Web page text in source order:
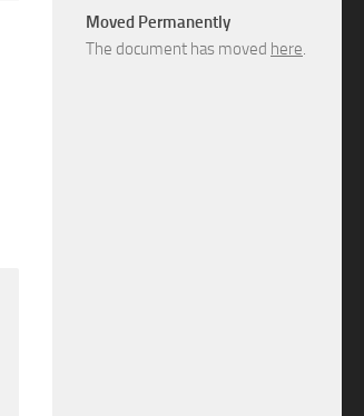
Moved Permanently
The document has moved here.